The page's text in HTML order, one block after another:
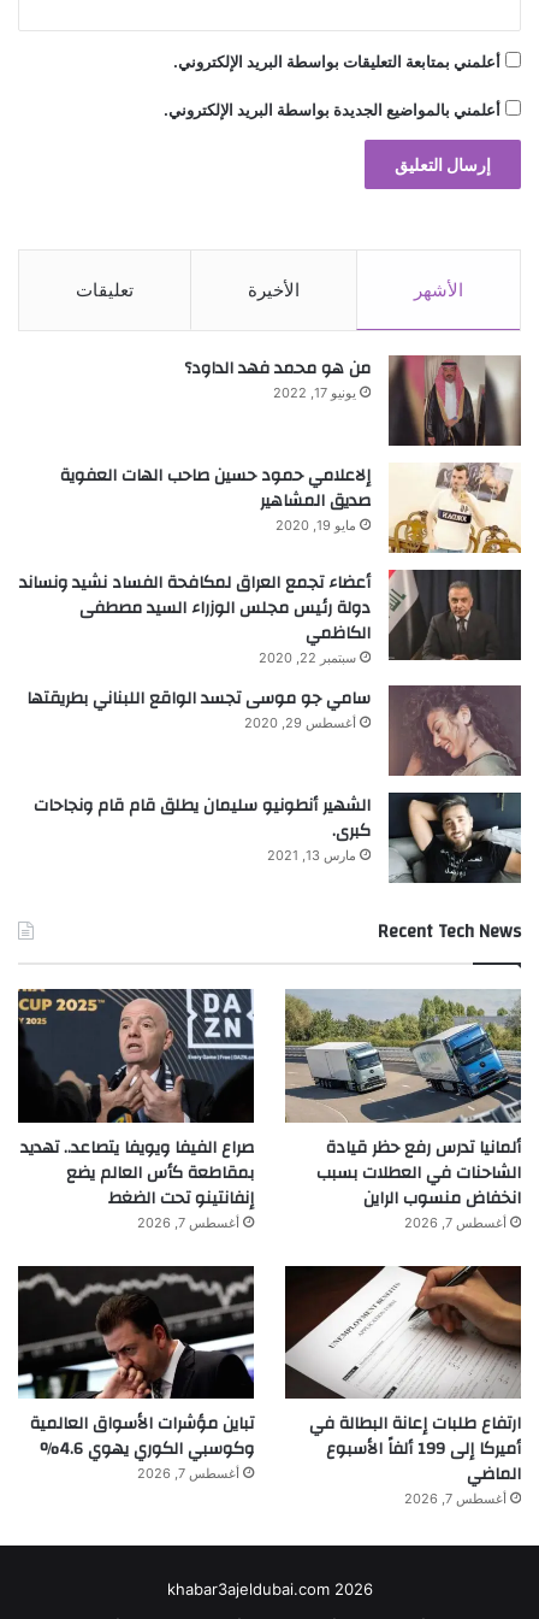
يستضيف
أعلمني بمتابعة التعليقات بواسطة البريد الإلكتروني.
أعلمني بالمواضيع الجديدة بواسطة البريد الإلكتروني.
الأشهر الأخيرة تعليقات
من هو محمد فهد الداود؟
يونيو 17, 2022
إلاعلامي حمود حسين صاحب الهات العفوية
صديق المشاهير
مايو 19, 2020
أعضاء تجمع العراق لمكافحة الفساد نشيد ونساند
دولة رئيس مجلس الوزراء السيد مصطفى
الكاظمي
سبتمبر 22, 2020
سامي جو موسى تجسد الواقع اللبناني بطريقتها
أغسطس 29, 2020
الشهير أنطونيو سليمان يطلق قام قام ونجاحات
كبرى.
مارس 13, 2021
Recent Tech News
ألمانيا تدرس رفع حظر قيادة
الشاحنات في العطلات بسبب
انخفاض منسوب الراين
أغسطس 7, 2026
صراع الفيفا ويويفا يتصاعد.. تهديد
بمقاطعة كأس العالم يضع
إنفانتينو تحت الضغط
أغسطس 7, 2026
ارتفاع طلبات إعانة البطالة في
أميركا إلى 199 ألفاً الأسبوع
الماضي
أغسطس 7, 2026
تباين مؤشرات الأسواق العالمية
وكوسبي الكوري يهوي 4.6%
أغسطس 7, 2026
khabar3ajeldubai.com 2026